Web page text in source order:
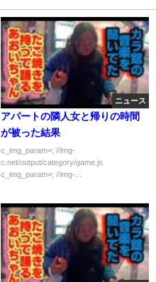
ニュース
アパートの隣人女と帰りの時間
が被った結果
c_img_param=; //img-
c.net/output/category/game.js
c_img_param=; //img-...